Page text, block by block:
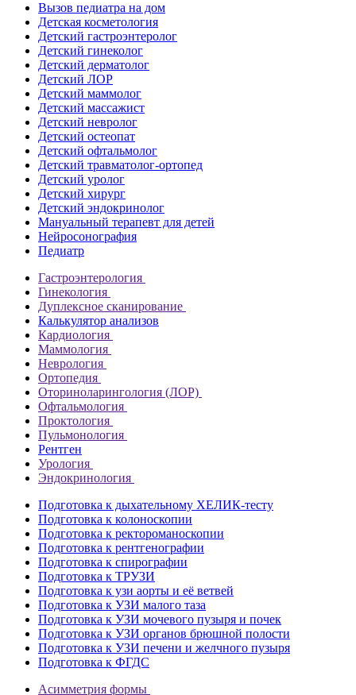
Вызов педиатра на дом
Детская косметология
Детский гастроэнтеролог
Детский гинеколог
Детский дерматолог
Детский ЛОР
Детский маммолог
Детский массажист
Детский невролог
Детский остеопат
Детский офтальмолог
Детский травматолог-ортопед
Детский уролог
Детский хирург
Детский эндокринолог
Мануальный терапевт для детей
Нейросонография
Педиатр
Гастроэнтерология
Гинекология
Дуплексное сканирование
Калькулятор анализов
Кардиология
Маммология
Неврология
Ортопедия
Оториноларингология (ЛОР)
Офтальмология
Проктология
Пульмонология
Рентген
Урология
Эндокринология
Подготовка к дыхательному ХЕЛИК-тесту
Подготовка к колоноскопии
Подготовка к ректороманоскопии
Подготовка к рентгенографии
Подготовка к спирографии
Подготовка к ТРУЗИ
Подготовка к узи аорты и её ветвей
Подготовка к УЗИ малого таза
Подготовка к УЗИ мочевого пузыря и почек
Подготовка к УЗИ органов брюшной полости
Подготовка к УЗИ печени и желчного пузыря
Подготовка к ФГДС
Асимметрия формы